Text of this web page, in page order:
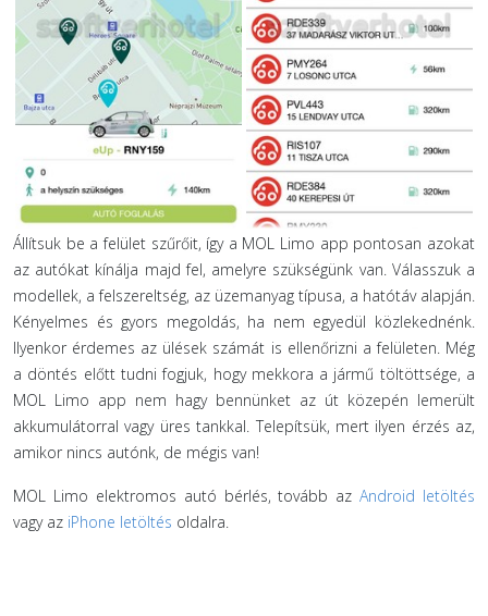
Állítsuk be a felület szűrőit, így a MOL Limo app pontosan azokat
az autókat kínálja majd fel, amelyre szükségünk van. Válasszuk a
modellek, a felszereltség, az üzemanyag típusa, a hatótáv alapján.
Kényelmes és gyors megoldás, ha nem egyedül közlekednénk.
Ilyenkor érdemes az ülések számát is ellenőrizni a felületen. Még
a döntés előtt tudni fogjuk, hogy mekkora a jármű töltöttsége, a
MOL Limo app nem hagy bennünket az út közepén lemerült
akkumulátorral vagy üres tankkal. Telepítsük, mert ilyen érzés az,
amikor nincs autónk, de mégis van!
MOL Limo elektromos autó bérlés, tovább azAndroid letöltés
vagy az iPhone letöltés oldalra.